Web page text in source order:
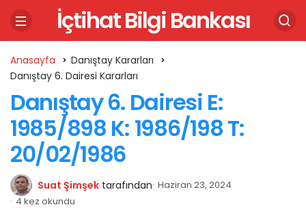
İçtihat Bilgi Bankası
Anasayfa
Danıştay Kararları
Danıştay 6. Dairesi Kararları
Danıştay 6. Dairesi E:
1985/898 K: 1986/198 T:
20/02/1986
Suat Şimşek tarafından Haziran 23, 2024
4 kez okundu